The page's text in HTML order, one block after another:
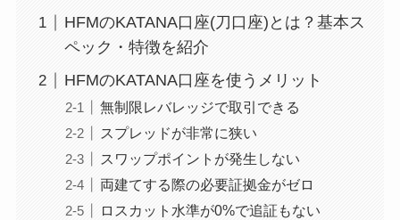
HFMのKATANA口座(刀口座)とは？基本ス
ペック・特徴を紹介
HFMのKATANA口座を使うメリット
無制限レバレッジで取引できる
スプレッドが非常に狭い
スワップポイントが発生しない
両建てする際の必要証拠金がゼロ
ロスカット水準が0%で追証もない